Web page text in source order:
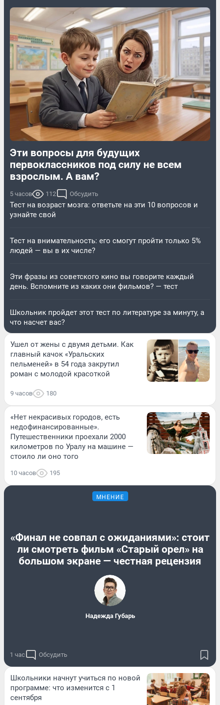
Эти вопросы для будущих
первоклассников под силу не всем
взрослым. А вам?
5 часов 112 Обсудить
Тест на возраст мозга: ответьте на эти 10 вопросов и
узнайте свой
Тест на внимательность: его смогут пройти только 5%
людей — вы в их числе?
Эти фразы из советского кино вы говорите каждый
день. Вспомните из каких они фильмов? — тест
Школьник пройдет этот тест по литературе за минуту, а
что насчет вас?
Ушел от жены с двумя детьми. Как
главный качок «Уральских
пельменей» в 54 года закрутил
роман с молодой красоткой
9 часов 180
«Нет некрасивых городов, есть
недофинансированные».
Путешественники проехали 2000
километров по Уралу на машине —
стоило ли оно того
10 часов 195
МНЕНИЕ
«Финал не совпал с ожиданиями»: стоит
ли смотреть фильм «Старый орел» на
большом экране — честная рецензия
Надежда Губарь
1 час Обсудить
Школьники начнут учиться по новой
программе: что изменится с 1
сентября